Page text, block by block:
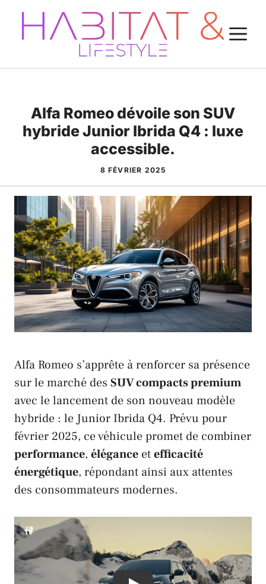
Aller
contenu
Alfa Romeo dévoile son SUV
hybride Junior Ibrida Q4 : luxe
accessible.
8 FÉVRIER 2025
Alfa Romeo s’apprête à renforcer sa présence
sur le marché des SUVcompacts premium
avec le lancement de son nouveau modèle
hybride : le Junior Ibrida Q4. Prévu pour
février 2025, ce véhicule promet de combiner
performance, élégance etefficacité
énergétique, répondant ainsi aux attentes
des consommateurs modernes.